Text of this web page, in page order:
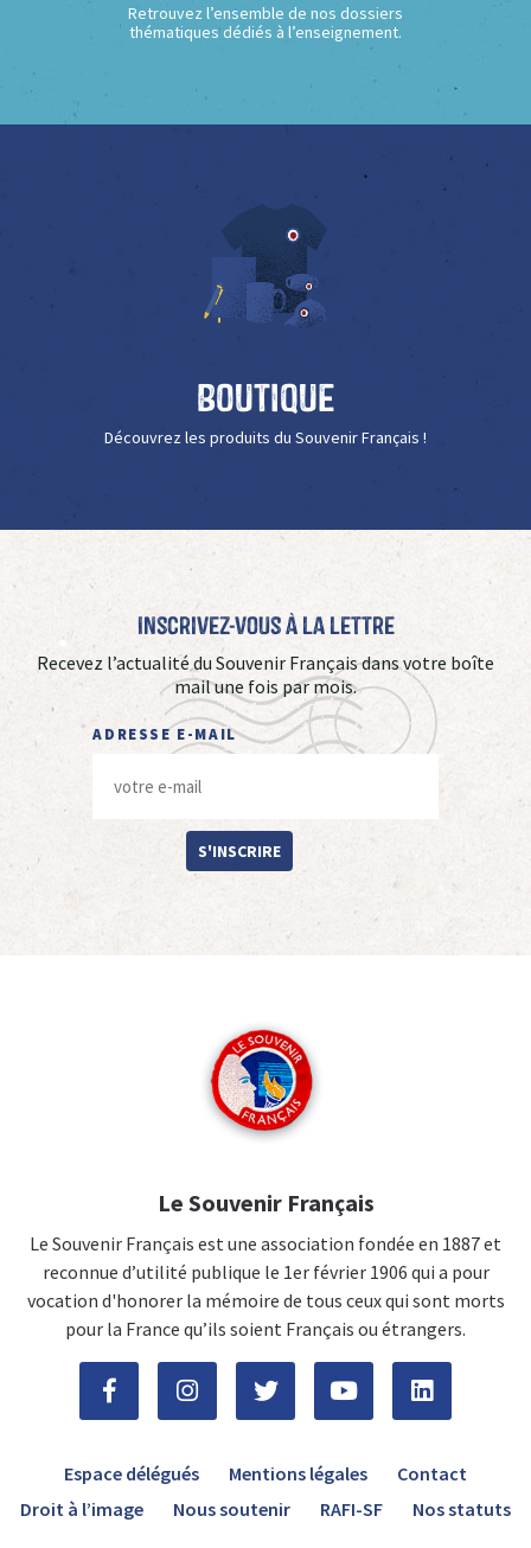
Retrouvez l’ensemble de nos dossiers
thématiques dédiés à l’enseignement.
Boutique
Découvrez les produits du Souvenir Français !
Inscrivez-vous à La Lettre
Recevez l’actualité du Souvenir Français dans votre boîte
mail une fois par mois.
ADRESSE E-MAIL
S'INSCRIRE
Le Souvenir Français
Le Souvenir Français est une association fondée en 1887 et
reconnue d’utilité publique le 1er février 1906 qui a pour
vocation d'honorer la mémoire de tous ceux qui sont morts
pour la France qu’ils soient Français ou étrangers.
Espace délégués Mentions légales
Contact
Droit à l’image
Nous soutenir RAFI-SF Nos statuts